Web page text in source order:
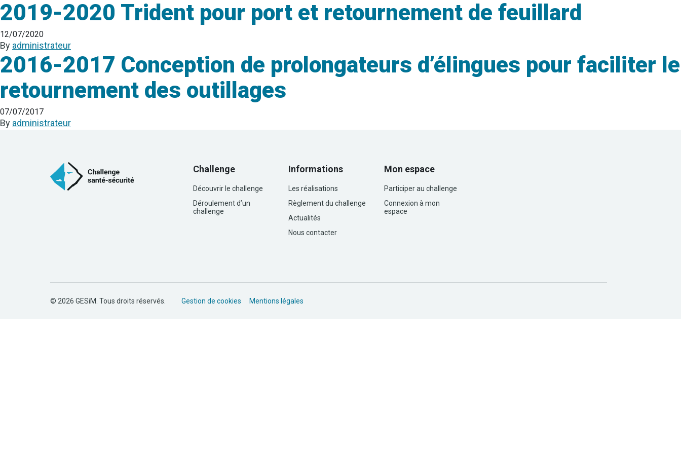
2019-2020 Trident pour port et retournement de feuillard
12/07/2020
By administrateur
2016-2017 Conception de prolongateurs d’élingues pour faciliter le
retournement des outillages
07/07/2017
By administrateur
Challenge
Découvrir le challenge
Déroulement d’un
challenge
Informations
Les réalisations
Règlement du challenge
Actualités
Nous contacter
Mon espace
Participer au challenge
Connexion à mon
espace
© 2026 GESiM. Tous droits réservés. Gestion de cookies Mentions légales